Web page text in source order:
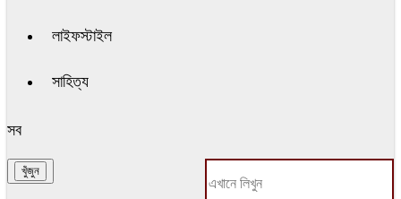
লাইফস্টাইল
সাহিত্য
সব